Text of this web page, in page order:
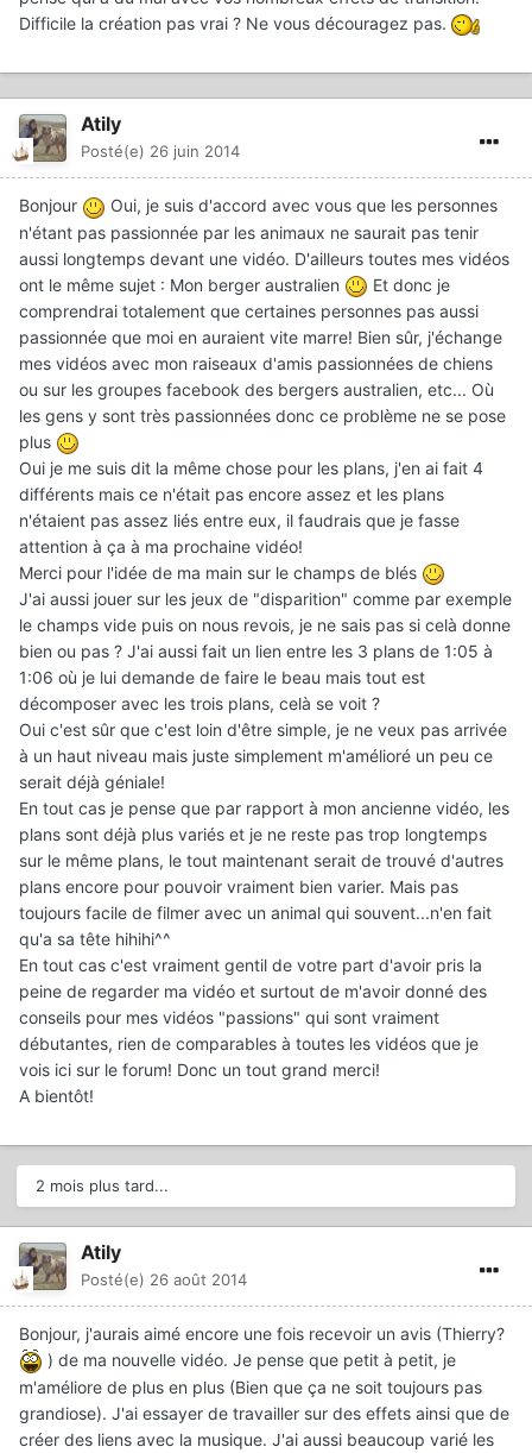
Difficile la création pas vrai ? Ne vous découragez pas.
Atily
Posté(e) 26 juin 2014
Bonjour
Oui, je suis d'accord avec vous que les personnes
n'étant pas passionnée par les animaux ne saurait pas tenir
aussi longtemps devant une vidéo. D'ailleurs toutes mes vidéos
ont le même sujet : Mon berger australien
Et donc je
comprendrai totalement que certaines personnes pas aussi
passionnée que moi en auraient vite marre! Bien sûr, j'échange
mes vidéos avec mon raiseaux d'amis passionnées de chiens
ou sur les groupes facebook des bergers australien, etc... Où
les gens y sont très passionnées donc ce problème ne se pose
plus
Oui je me suis dit la même chose pour les plans, j'en ai fait 4
différents mais ce n'était pas encore assez et les plans
n'étaient pas assez liés entre eux, il faudrais que je fasse
attention à ça à ma prochaine vidéo!
Merci pour l'idée de ma main sur le champs de blés
J'ai aussi jouer sur les jeux de "disparition" comme par exemple
le champs vide puis on nous revois, je ne sais pas si celà donne
bien ou pas ? J'ai aussi fait un lien entre les 3 plans de 1:05 à
1:06 où je lui demande de faire le beau mais tout est
décomposer avec les trois plans, celà se voit ?
Oui c'est sûr que c'est loin d'être simple, je ne veux pas arrivée
à un haut niveau mais juste simplement m'amélioré un peu ce
serait déjà géniale!
En tout cas je pense que par rapport à mon ancienne vidéo, les
plans sont déjà plus variés et je ne reste pas trop longtemps
sur le même plans, le tout maintenant serait de trouvé d'autres
plans encore pour pouvoir vraiment bien varier. Mais pas
toujours facile de filmer avec un animal qui souvent...n'en fait
qu'a sa tête hihihi^^
En tout cas c'est vraiment gentil de votre part d'avoir pris la
peine de regarder ma vidéo et surtout de m'avoir donné des
conseils pour mes vidéos "passions" qui sont vraiment
débutantes, rien de comparables à toutes les vidéos que je
vois ici sur le forum! Donc un tout grand merci!
A bientôt!
2 mois plus tard...
Atily
Posté(e) 26 août 2014
Bonjour, j'aurais aimé encore une fois recevoir un avis (Thierry?
) de ma nouvelle vidéo. Je pense que petit à petit, je
m'améliore de plus en plus (Bien que ça ne soit toujours pas
grandiose). J'ai essayer de travailler sur des effets ainsi que de
créer des liens avec la musique. J'ai aussi beaucoup varié les